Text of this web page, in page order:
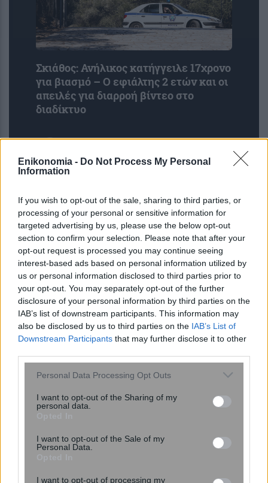
Enikonomia - Do Not Process My Personal
Information
If you wish to opt-out of the sale, sharing to third parties, or
processing of your personal or sensitive information for
targeted advertising by us, please use the below opt-out
section to confirm your selection. Please note that after your
opt-out request is processed you may continue seeing
interest-based ads based on personal information utilized by
us or personal information disclosed to third parties prior to
your opt-out. You may separately opt-out of the further
disclosure of your personal information by third parties on the
IAB’s list of downstream participants. This information may
also be disclosed by us to third parties on the IAB’s List of
Downstream Participants that may further disclose it to other
Please note that this website/app uses one or more Google
not limited to your visit or usage behaviour. You may click to
grant or deny consent to Google and its third-party tags to
consent section.
Personal Data Processing Opt Outs
I want to opt-out of the Sharing of my
personal data.
I want to opt-out of the Sale of my
Personal Data.
I want to opt-out of processing my
Σκιάθος: Ανήλικος κατήγγειλε 17χρονο
για βιασμό – Ο εφιάλτης 2 ετών και οι
απειλές για διαρροή βίντεο στο
διαδίκτυο
Ο αριθμός των παιδιών που έχετε
μπορεί να δείξει πόσο θα ζήσετε –
Πόσα παιδιά φέρνουν μακροζωία